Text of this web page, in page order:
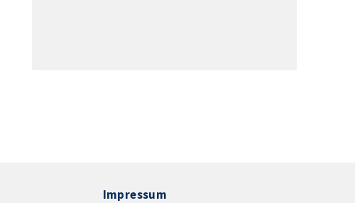
Impressum